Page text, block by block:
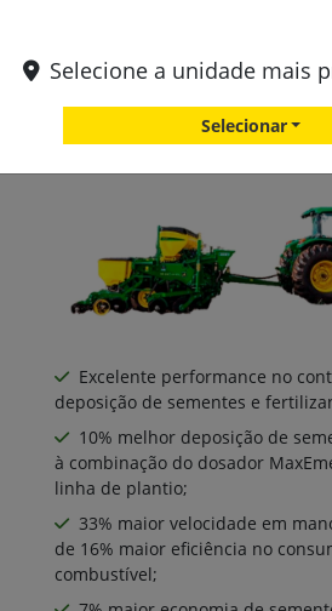
1109
Excelente performance no
deposição de sementes e
10% melhor deposição de
à combinação do dosador
linha de plantio;
33% maior velocidade em
de 16% maior eficiência no
combustível;
Selecione a unidade mais
Selecionar